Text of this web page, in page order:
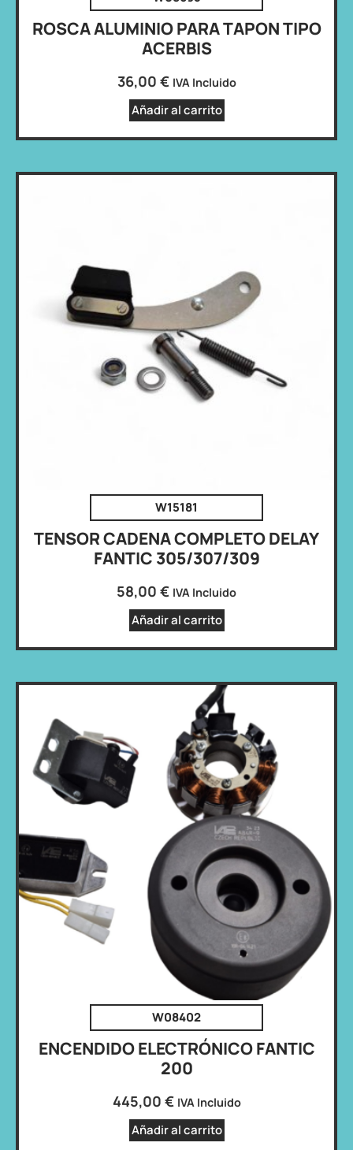
ROSCA ALUMINIO PARA TAPON TIPO
ACERBIS
36,00 € IVA Incluido
Añadir al carrito
W15181
TENSOR CADENA COMPLETO DELAY
FANTIC 305/307/309
58,00 € IVA Incluido
Añadir al carrito
W08402
ENCENDIDO ELECTRÓNICO FANTIC
200
445,00 € IVA Incluido
Añadir al carrito